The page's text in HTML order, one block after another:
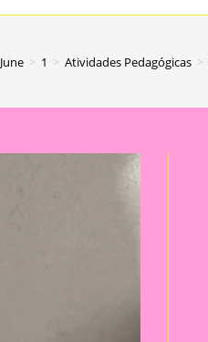
June > 1 > Atividades Pedagógicas >